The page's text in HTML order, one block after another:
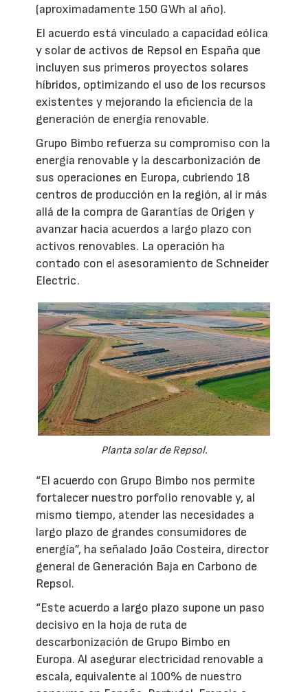
(aproximadamente 150 GWh al año).
El acuerdo está vinculado a capacidad eólica
y solar de activos de Repsol en España que
incluyen sus primeros proyectos solares
híbridos, optimizando el uso de los recursos
existentes y mejorando la eficiencia de la
generación de energía renovable.
Grupo Bimbo refuerza su compromiso con la
energía renovable y la descarbonización de
sus operaciones en Europa, cubriendo 18
centros de producción en la región, al ir más
allá de la compra de Garantías de Origen y
avanzar hacia acuerdos a largo plazo con
activos renovables. La operación ha
contado con el asesoramiento de Schneider
Electric.
Planta solar de Repsol.
“El acuerdo con Grupo Bimbo nos permite
fortalecer nuestro porfolio renovable y, al
mismo tiempo, atender las necesidades a
largo plazo de grandes consumidores de
energía”, ha señalado João Costeira, director
general de Generación Baja en Carbono de
Repsol.
“Este acuerdo a largo plazo supone un paso
decisivo en la hoja de ruta de
descarbonización de Grupo Bimbo en
Europa. Al asegurar electricidad renovable a
escala, equivalente al 100% de nuestro